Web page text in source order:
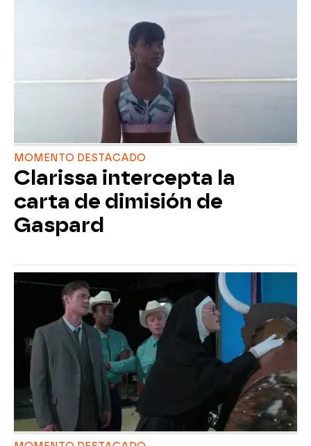
MOMENTO DESTACADO
Clarissa intercepta la
carta de dimisión de
Gaspard